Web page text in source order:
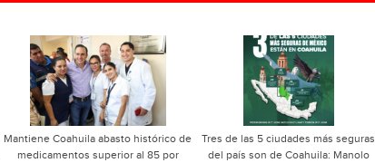
Mantiene Coahuila abasto histórico de
medicamentos superior al 85 por
Tres de las 5 ciudades más seguras
del país son de Coahuila: Manolo